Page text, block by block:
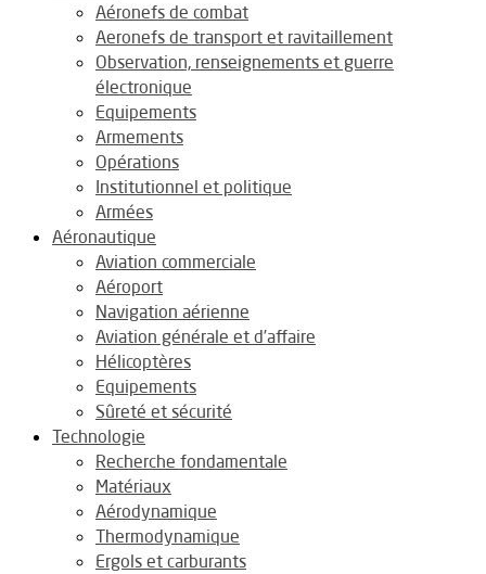
Aéronefs de combat
Aeronefs de transport et ravitaillement
Observation, renseignements et guerre
électronique
Equipements
Armements
Opérations
Institutionnel et politique
Armées
Aéronautique
Aviation commerciale
Aéroport
Navigation aérienne
Aviation générale et d’affaire
Hélicoptères
Equipements
Sûreté et sécurité
Technologie
Recherche fondamentale
Matériaux
Aérodynamique
Thermodynamique
Ergols et carburants